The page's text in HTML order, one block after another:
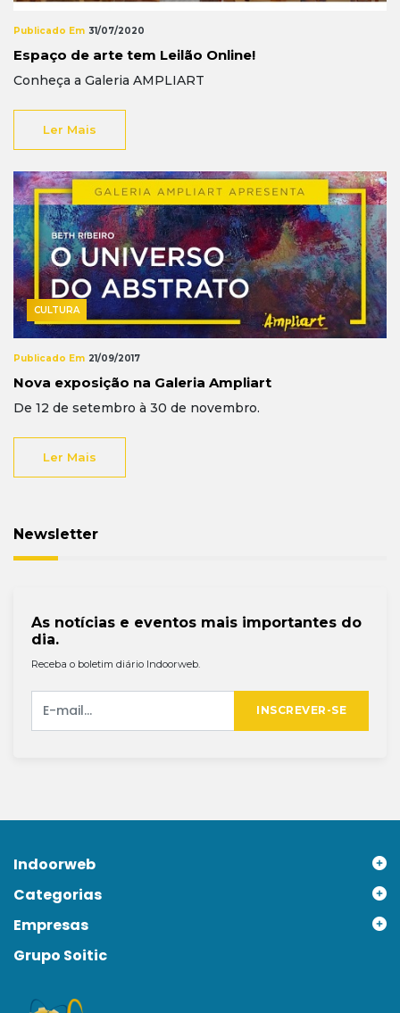
Publicado Em 31/07/2020
Espaço de arte tem Leilão Online!
Conheça a Galeria AMPLIART
Ler Mais
CULTURA
Publicado Em 21/09/2017
Nova exposição na Galeria Ampliart
De 12 de setembro à 30 de novembro.
Ler Mais
Newsletter
As notícias e eventos mais importantes do
dia.
Receba o boletim diário Indoorweb.
INSCREVER-SE
Indoorweb
Categorias
Empresas
Grupo Soitic